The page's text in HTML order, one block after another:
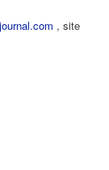
, site